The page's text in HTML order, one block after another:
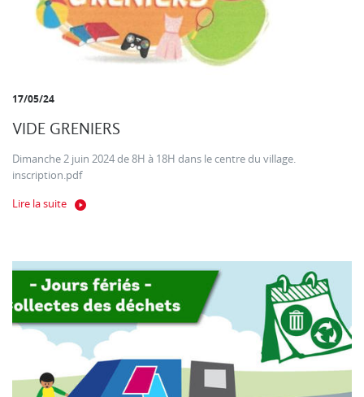
17/05/24
VIDE GRENIERS
Dimanche 2 juin 2024 de 8H à 18H dans le centre du village.
inscription.pdf
Lire la suite